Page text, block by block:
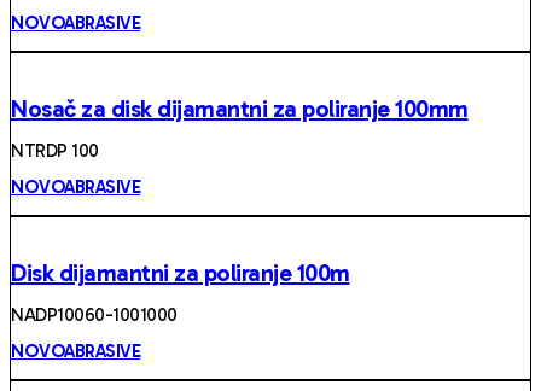
NOVOABRASIVE
Nosač za disk dijamantni za poliranje 100mm
NTRDP 100
NOVOABRASIVE
Disk dijamantni za poliranje 100m
NADP10060-1001000
NOVOABRASIVE